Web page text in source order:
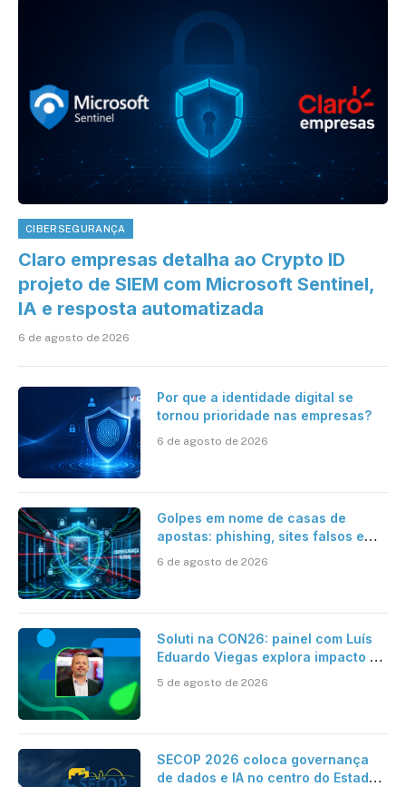
CIBERSEGURANÇA
Claro empresas detalha ao Crypto ID
projeto de SIEM com Microsoft Sentinel,
IA e resposta automatizada
6 de agosto de 2026
Por que a identidade digital se
tornou prioridade nas empresas?
6 de agosto de 2026
Golpes em nome de casas de
apostas: phishing, sites falsos e
6 de agosto de 2026
Soluti na CON26: painel com Luís
Eduardo Viegas explora impacto de
Contabilidade
5 de agosto de 2026
SECOP 2026 coloca governança
de dados e IA no centro do Estado